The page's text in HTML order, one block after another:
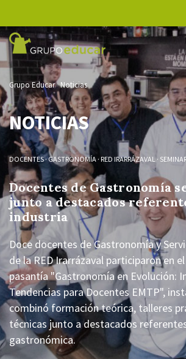
Grupo Educar Noticias
NOTICIAS
DOCENTES·GASTRONOMÍA · RED IRARRÁZAVAL·
Docentes de Gastronomía
junto a destacados
industria
Doce docentes de Gastronomía y
de la RED Irarrázaval participaron en
pasantía "Gastronomía en Evolución:
Tendencias para Docentes EMTP",
combinó formación teórica, talleres
técnicas junto a destacados
gastronómica.